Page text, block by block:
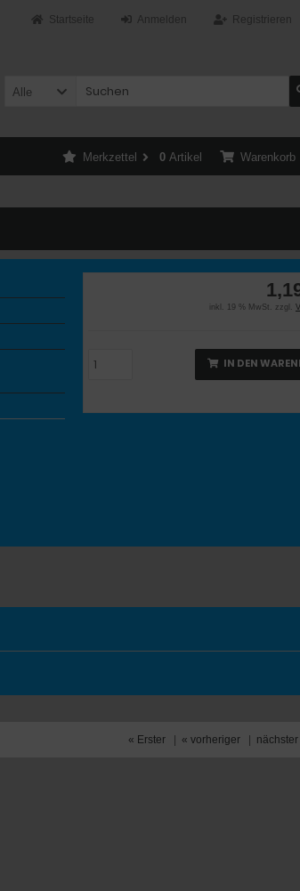
Registrieren
Anmelden
Startseite
Alle
Warenkorb
Merkzettel 0 Artikel
inkl. 19 % MwSt. zzgl.
IN DEN
« Erster « vorheriger nächster